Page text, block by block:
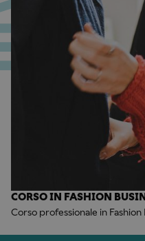
CORSO IN FASHION
Corso professionale in